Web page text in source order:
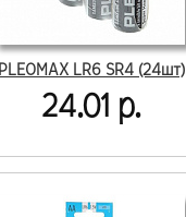
PLEOMAX LR6 SR4 (24шт)
24.01 р.